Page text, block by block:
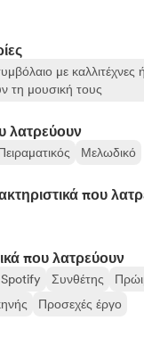
με καλλιτέχνες ή
τη μουσική τους
λατρεύουν
Μελωδικό
που
που λατρεύουν
Spotify Συνθέτης
Προσεχές έργο